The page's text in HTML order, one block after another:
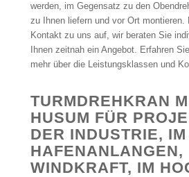
werden, im Gegensatz zu den
zu Ihnen liefern und vor Ort montieren.
Kontakt zu uns auf, wir beraten Sie
Ihnen zeitnah ein Angebot. Erfahren
mehr über die Leistungsklassen und
TURMDREHKRAN
HUSUM FÜR
DER INDUSTRIE,
HAFENANLANGEN,
WINDKRAFT, IM